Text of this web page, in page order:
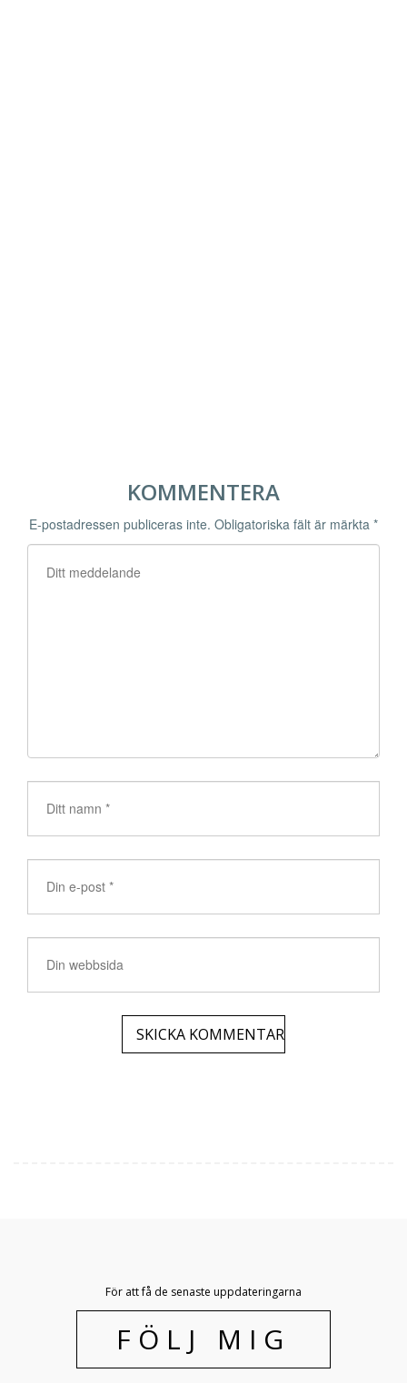
KOMMENTERA
E-postadressen publiceras inte. Obligatoriska fält är märkta *
För att få de senaste uppdateringarna
FÖLJ MIG